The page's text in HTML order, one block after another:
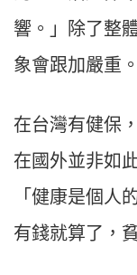
響。」除了整
象會跟加嚴重。
在台灣有健保
在國外並非如
「健康是個人
有錢就算了，